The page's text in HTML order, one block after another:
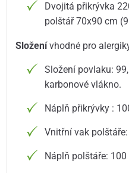
Dvojitá přikrývka
polštář 70x90 cm
Složenívhodné pro
Složení povlaku:
karbonové vlákno.
Náplň přikrývky :
Vnitřní vak
Náplň polštáře: